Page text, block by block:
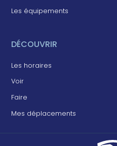
Les équipements
DÉCOUVRIR
Les horaires
Voir
Faire
Mes déplacements